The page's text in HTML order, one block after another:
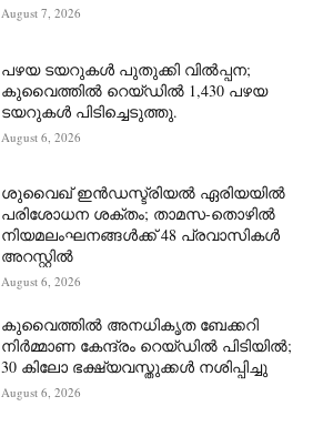
August 7, 2026
പഴയ ടയറുകൾ പുതുക്കി വിൽപ്പന;
കുവൈത്തിൽ റെയ്ഡിൽ 1,430 പഴയ
ടയറുകൾ പിടിച്ചെടുത്തു.
August 6, 2026
ശുവൈഖ് ഇൻഡസ്ട്രിയൽ ഏരിയയിൽ
പരിശോധന ശക്തം; താമസ-തൊഴിൽ
നിയമലംഘനങ്ങൾക്ക് 48 പ്രവാസികൾ
അറസ്റ്റിൽ
August 6, 2026
കുവൈത്തിൽ അനധികൃത ബേക്കറി
നിർമ്മാണ കേന്ദ്രം റെയ്ഡിൽ പിടിയിൽ;
30 കിലോ ഭക്ഷ്യവസ്തുക്കൾ നശിപ്പിച്ചു
August 6, 2026